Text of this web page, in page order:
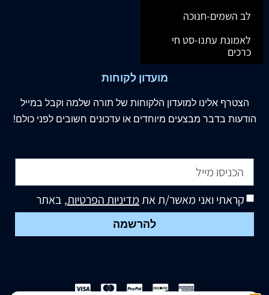
לב השמים-חנוכה
לאמונת עתנו-סט חי
כרכים
מועדון לקוחות
הצטרף אלינו למועדון הלקוחות של תורה שלמה וקבל במייל
הודעות בדבר מבצעים מיוחדים או עדכונים חשובים לפני כולם!
קראתי ואני מאשר/ת אתמדיניות הפרטיות, באתר
להרשמה